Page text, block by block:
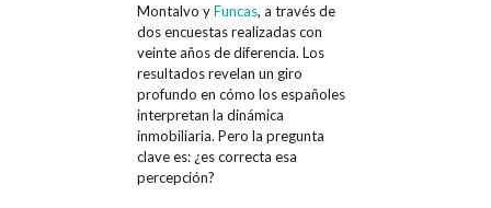
Montalvo yFuncas, a través de
dos encuestas realizadas con
veinte años de diferencia. Los
resultados revelan un giro
profundo en cómo los españoles
interpretan la dinámica
inmobiliaria. Pero la pregunta
clave es: ¿es correcta esa
percepción?